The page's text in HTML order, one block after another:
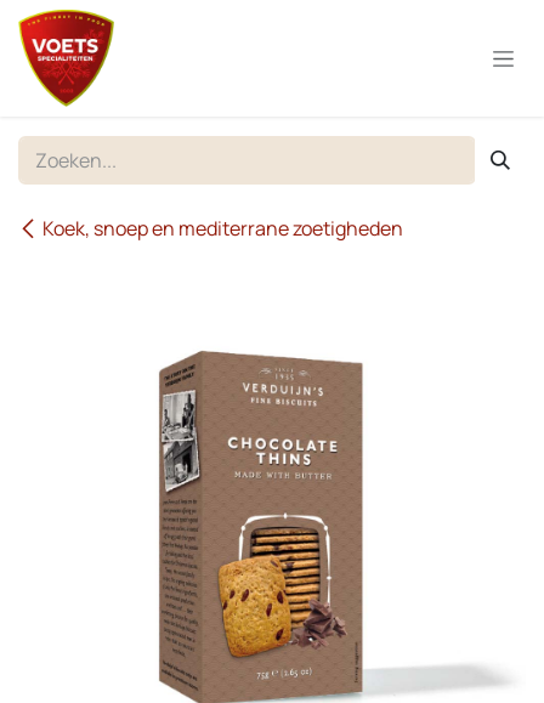
Overslaan naar inhoud
Koek, snoep en mediterrane zoetigheden